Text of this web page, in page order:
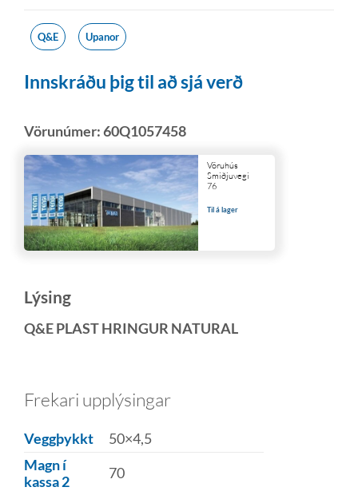
Q&E Upanor
Innskráðu þig til að sjá verð
Vörunúmer:60Q1057458
Vöruhús
Smiðjuvegi
76
Til á lager
Lýsing
Q&E PLAST HRINGUR NATURAL
Frekari upplýsingar
Veggþykkt
50×4,5
Magn í
kassa 2
70